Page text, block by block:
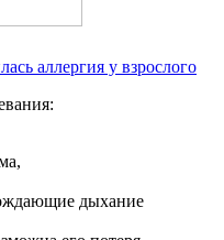
аллергия у взрослого
дыхание